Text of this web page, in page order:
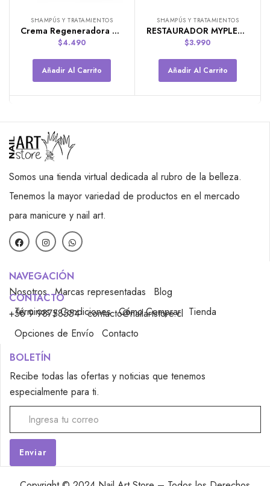
SHAMPÚS Y TRATAMIENTOS
Crema Regeneradora Capilar Keratin Choc 1 kg. Marca Mflora
$4.490
Añadir Al Carrito
SHAMPÚS Y TRATAMIENTOS
RESTAURADOR MYPLEX KIT SACHETS 10ml+10ml
$3.990
Añadir Al Carrito
Somos una tienda virtual dedicada al rubro de la belleza.
Tenemos la mayor variedad de productos en el mercado
para manicure y nail art.
NAVEGACIÓN
Nosotros Marcas representadas
Blog
Términos y Condiciones Cómo Comprar Tienda
CONTACTO
+56 9 98758554 contacto@nailartstore.cl
Opciones de Envío
Contacto
BOLETÍN
Recibe todas las ofertas y noticias que tenemos
especialmente para ti.